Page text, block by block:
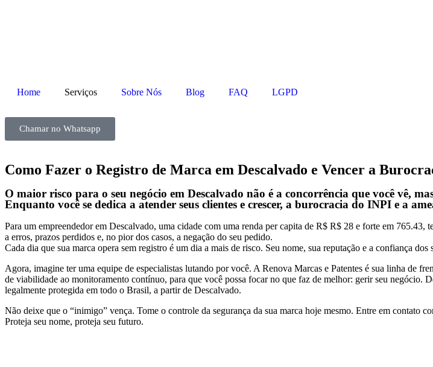
Home Serviços Sobre Nós Blog FAQ LGPD
Chamar no Whatsapp
Como Fazer o Registro de Marca em Descalvado e Vencer a
O maior risco para o seu negócio em Descalvado não é a concorrência que você vê,
Enquanto você se dedica a atender seus clientes e crescer, a burocracia do INPI e a
Para um empreendedor em Descalvado, uma cidade com uma renda per capita de R$ R$ 28 e forte em
a erros, prazos perdidos e, no pior dos casos, a negação do seu pedido.
Cada dia que sua marca opera sem registro é um dia a mais de risco. Seu nome, sua reputação e a confiança dos
Agora, imagine ter uma equipe de especialistas lutando por você. A Renova Marcas e Patentes é sua linha de
de viabilidade ao monitoramento contínuo, para que você possa focar no que faz de melhor: gerir seu negócio.
legalmente protegida em todo o Brasil, a partir de Descalvado.
Não deixe que o “inimigo” vença. Tome o controle da segurança da sua marca hoje mesmo. Entre em contato
Proteja seu nome, proteja seu futuro.